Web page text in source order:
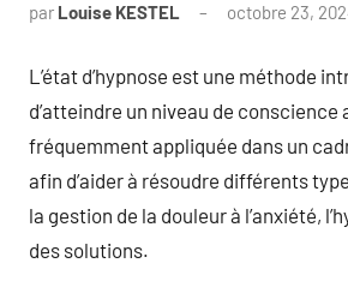
par Louise KESTEL octobre 23,
L’état d’hypnose est une méthode
d’atteindre un niveau de conscience
fréquemment appliquée dans un
afin d’aider à résoudre différents
la gestion de la douleur à l’anxiété,
des solutions.